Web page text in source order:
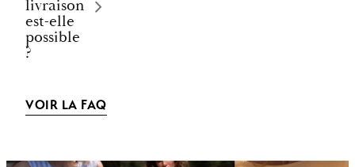
livraison
est-elle
possible
?
VOIR LA FAQ